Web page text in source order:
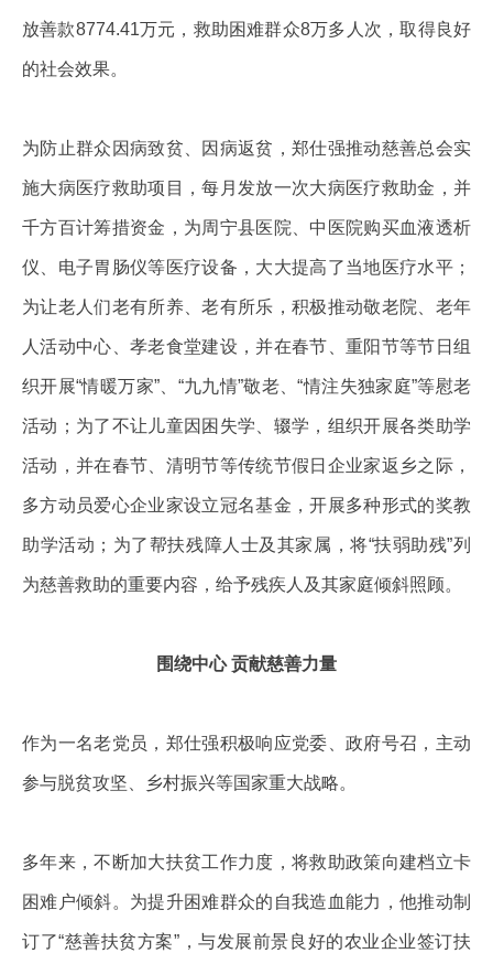
放善款8774.41万元，救助困难群众8万多人次，取得良好
的社会效果。
为防止群众因病致贫、因病返贫，郑仕强推动慈善总会实
施大病医疗救助项目，每月发放一次大病医疗救助金，并
千方百计筹措资金，为周宁县医院、中医院购买血液透析
仪、电子胃肠仪等医疗设备，大大提高了当地医疗水平；
为让老人们老有所养、老有所乐，积极推动敬老院、老年
人活动中心、孝老食堂建设，并在春节、重阳节等节日组
织开展“情暖万家”、“九九情”敬老、“情注失独家庭”等慰老
活动；为了不让儿童因困失学、辍学，组织开展各类助学
活动，并在春节、清明节等传统节假日企业家返乡之际，
多方动员爱心企业家设立冠名基金，开展多种形式的奖教
助学活动；为了帮扶残障人士及其家属，将“扶弱助残”列
为慈善救助的重要内容，给予残疾人及其家庭倾斜照顾。
围绕中心 贡献慈善力量
作为一名老党员，郑仕强积极响应党委、政府号召，主动
参与脱贫攻坚、乡村振兴等国家重大战略。
多年来，不断加大扶贫工作力度，将救助政策向建档立卡
困难户倾斜。为提升困难群众的自我造血能力，他推动制
订了“慈善扶贫方案”，与发展前景良好的农业企业签订扶